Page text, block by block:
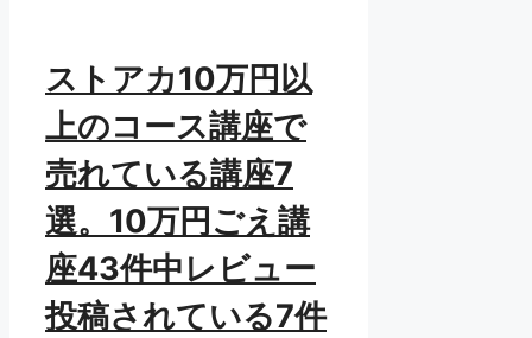
ストアカ10万円以
上のコース講座で
売れている講座7
選。10万円ごえ講
座43件中レビュー
投稿されている7件